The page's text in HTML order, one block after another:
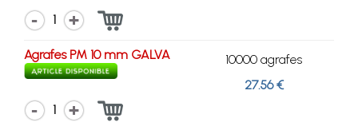
1
Agrafes PM 10 mm GALVA
10000 agrafes
27.56 €
1